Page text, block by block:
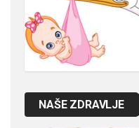
NAŠE ZDRAVLJE